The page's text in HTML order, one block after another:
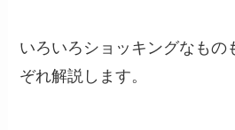
いろいろショッキングなもの
ぞれ解説します。